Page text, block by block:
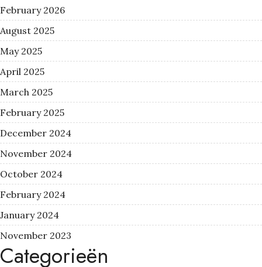
February 2026
August 2025
May 2025
April 2025
March 2025
February 2025
December 2024
November 2024
October 2024
February 2024
January 2024
November 2023
Categorieën